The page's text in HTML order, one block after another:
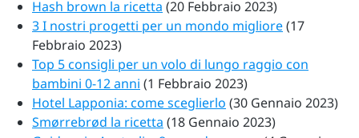
Hash brown la ricetta (20 Febbraio 2023)
3 I nostri progetti per un mondo migliore(17
Febbraio 2023)
Top 5 consigli per un volo di lungo raggio con
bambini 0-12 anni (1 Febbraio 2023)
Hotel Lapponia: come sceglierlo (30 Gennaio 2023)
Smørrebrød la ricetta (18 Gennaio 2023)